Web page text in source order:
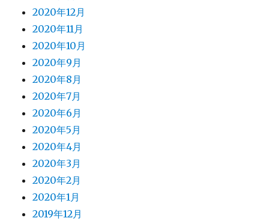
2020年12月
2020年11月
2020年10月
2020年9月
2020年8月
2020年7月
2020年6月
2020年5月
2020年4月
2020年3月
2020年2月
2020年1月
2019年12月